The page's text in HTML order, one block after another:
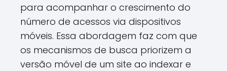
para acompanhar o crescimento do
número de acessos via dispositivos
móveis. Essa abordagem faz com que
os mecanismos de busca priorizem a
versão móvel de um site ao indexar e